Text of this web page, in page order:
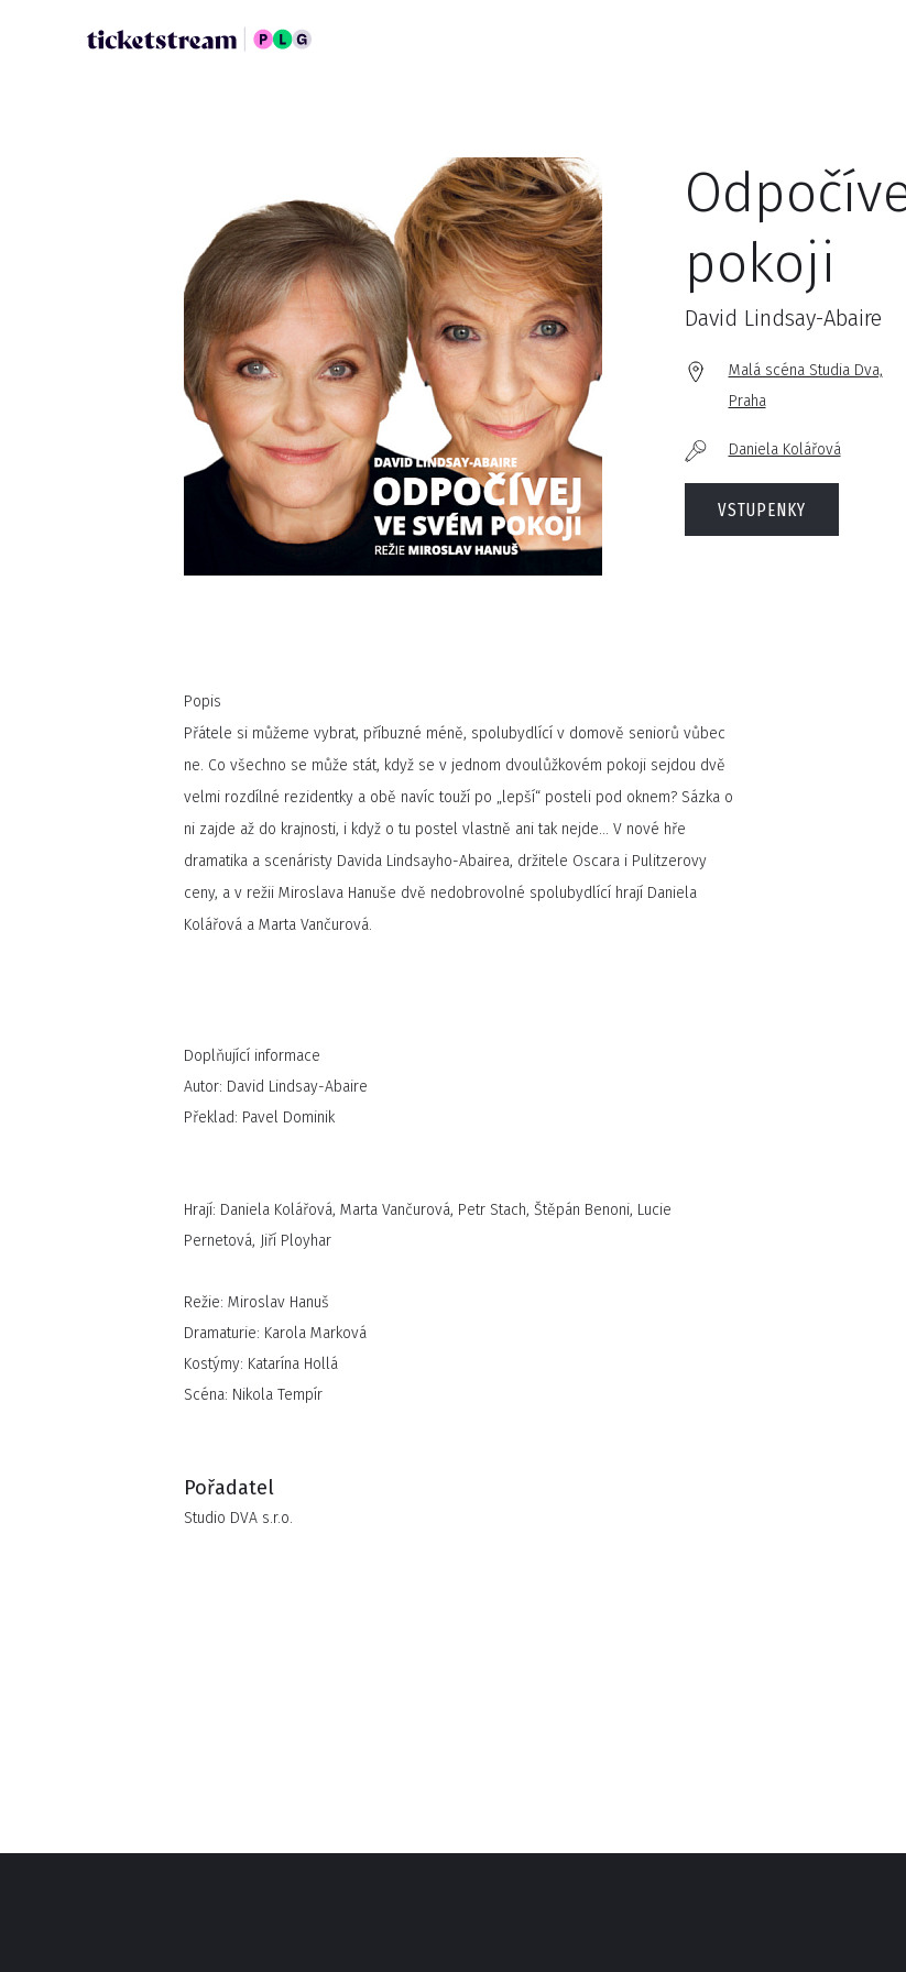
pokoji
David Lindsay-Abaire
Malá scéna Studia Dva,
Praha
Daniela Kolářová
VSTUPENKY
Popis
Přátele si můžeme vybrat, příbuzné méně, spolubydlící v domově seniorů vůbec
ne. Co všechno se může stát, když se v jednom dvoulůžkovém pokoji sejdou dvě
velmi rozdílné rezidentky a obě navíc touží po „lepší“ posteli pod oknem? Sázka o
ni zajde až do krajnosti, i když o tu postel vlastně ani tak nejde… V nové hře
dramatika a scenáristy Davida Lindsayho-Abairea, držitele Oscara i Pulitzerovy
ceny, a v režii Miroslava Hanuše dvě nedobrovolné spolubydlící hrají Daniela
Kolářová a Marta Vančurová.
Doplňující informace
Autor: David Lindsay-Abaire
Překlad: Pavel Dominik
Hrají: Daniela Kolářová, Marta Vančurová, Petr Stach, Štěpán Benoni, Lucie
Pernetová, Jiří Ployhar
Režie: Miroslav Hanuš
Dramaturie: Karola Marková
Kostýmy: Katarína Hollá
Scéna: Nikola Tempír
Pořadatel
Studio DVA s.r.o.